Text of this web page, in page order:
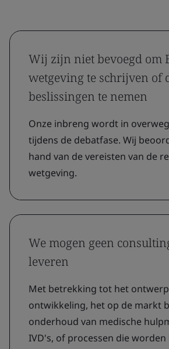
Wij zijn niet bevoegd om
wetgeving te schrijven of
beslissingen te nemen
Onze inbreng wordt in
tijdens de debatfase. Wij
hand van de vereisten van de
wetgeving.
We mogen geen
leveren
Met betrekking tot het
ontwikkeling, het op de markt
onderhoud van medische
IVD's, of processen die